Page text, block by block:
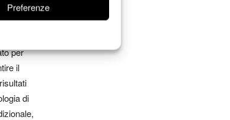
Preferenze
era
al
per
il
di